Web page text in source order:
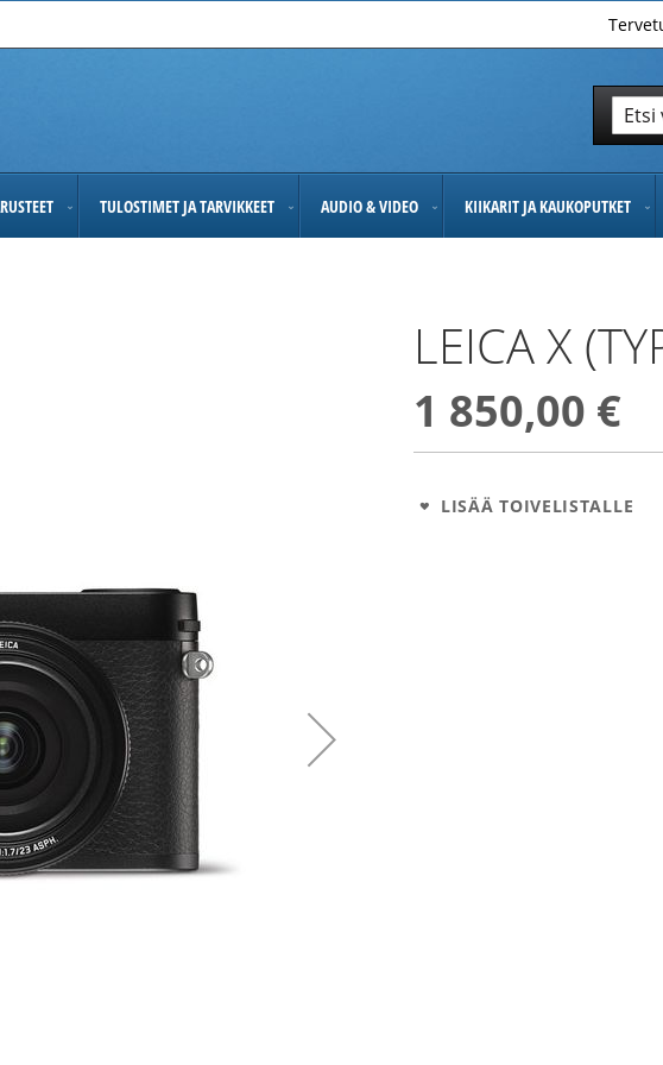
Hae
TULOSTIMET JA TARVIKKEET AUDIO & VIDEO KIIKARIT JA KAUKOPUTKET
LEICA X
1 850,00 €
LISÄÄ TOIVELISTALLE